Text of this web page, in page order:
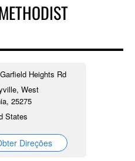
Heights Rd
West
25275
States
Direções